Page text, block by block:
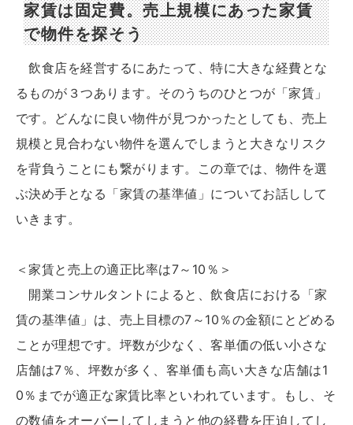
家賃は固定費。売上規模にあった家賃
で物件を探そう
飲食店を経営するにあたって、特に大きな経費とな
るものが３つあります。そのうちのひとつが「家賃」
です。どんなに良い物件が見つかったとしても、売上
規模と見合わない物件を選んでしまうと大きなリスク
を背負うことにも繋がります。この章では、物件を選
ぶ決め手となる「家賃の基準値」についてお話しして
いきます。
＜家賃と売上の適正比率は7～10％＞
開業コンサルタントによると、飲食店における「家
賃の基準値」は、売上目標の7～10％の金額にとどめる
ことが理想です。坪数が少なく、客単価の低い小さな
店舗は7％、坪数が多く、客単価も高い大きな店舗は1
0％までが適正な家賃比率といわれています。もし、そ
の数値をオーバーしてしまうと他の経費を圧迫してし